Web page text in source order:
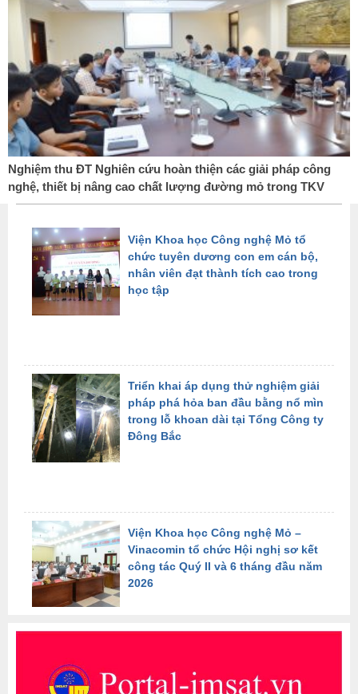
Nghiệm thu ĐT Nghiên cứu hoàn thiện các giải pháp công
nghệ, thiết bị nâng cao chất lượng đường mỏ trong TKV
Triển khai áp dụng thử nghiệm giải
pháp phá hỏa ban đầu bằng nổ mìn
trong lỗ khoan dài tại Tổng Công ty
Đông Bắc
Viện Khoa học Công nghệ Mỏ –
Vinacomin tổ chức Hội nghị sơ kết
công tác Quý II và 6 tháng đầu năm
2026
Viện Khoa học Công nghệ Mỏ –
Vinacomin tích cực hưởng ứng
ngày Môi trường Thế giới
Hội đồng khoa học công nghệ Tập